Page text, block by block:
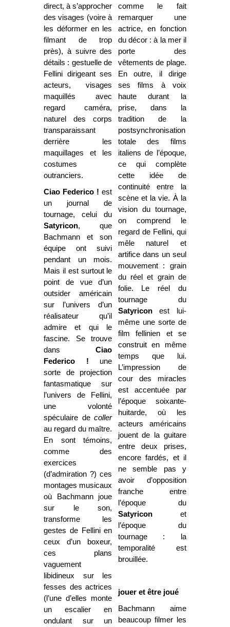
direct, à s’approcher
des visages (voire à
les déformer en les
filmant de trop
près), à suivre des
détails : gestuelle de
Fellini dirigeant ses
acteurs, visages
maquillés avec
regard caméra,
naturel des corps
transparaissant
derrière les
maquillages et les
costumes
outranciers.
Ciao Federico !est
un journal de
tournage, celui du
Satyricon, que
Bachmann et son
équipe ont suivi
pendant un mois.
Mais il est surtout le
point de vue d’un
outsider américain
sur l’univers d’un
réalisateur qu’il
admire et qui le
fascine. Se trouve
dansCiao
Federico ! une
sorte de projection
fantasmatique sur
l’univers de Fellini,
une volonté
spéculaire decoller
au regard du maître.
En sont témoins,
comme des
exercices
(d’admiration ?) ces
montages musicaux
où Bachmann joue
sur le son,
transforme les
gestes de Fellini en
ceux d’un boxeur,
ces plans
vaguement
libidineux sur les
fesses des actrices
(l’une d’elles monte
un escalier en
ondulant sur un
comme le fait
remarquer une
actrice, en fonction
du décor : à la mer il
porte des
vêtements de plage.
En outre, il dirige
ses films à voix
haute durant la
prise, dans la
tradition de la
postsynchronisation
totale des films
italiens de l’époque,
ce qui complète
cette idée de
continuité entre la
scène et la vie. À la
vision du tournage,
on comprend le
regard de Fellini, qui
mêle naturel et
artifice dans un seul
mouvement : grain
du réel et grain de
folie. Le réel du
tournage du
Satyriconest lui-
même une sorte de
film fellinien et se
construit en même
temps que lui.
L’impression de
cour des miracles
est accentuée par
l’époque soixante-
huitarde, où les
acteurs américains
jouent de la guitare
entre deux prises,
encore fardés, et il
ne semble pas y
avoir d’opposition
franche entre
l’époque du
Satyriconet
l’époque du
tournage : la
temporalité est
brouillée.
jouer et être joué
Bachmann aime
beaucoup filmer les